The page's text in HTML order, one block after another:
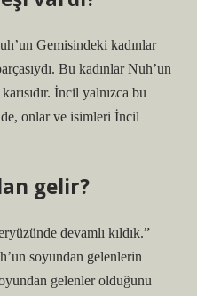
Gemisindeki kadınlar
Bu kadınlar Nuh’un
İncil yalnızca bu
de, onlar ve isimleri İncil
gelir?
devamlı kıldık.”
soyundan gelenlerin
gelenler olduğunu